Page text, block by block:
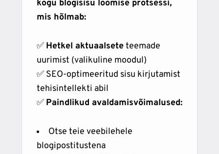
kogu blogisisu loomise protsessi,
mis hõlmab:
✅ Hetkel aktuaalseteteemade
uurimist (valikuline moodul)
✅ SEO-optimeeritud sisu kirjutamist
tehisintellekti abil
✅ Paindlikud avaldamisvõimalused:
Otse teie veebilehele
blogipostitustena